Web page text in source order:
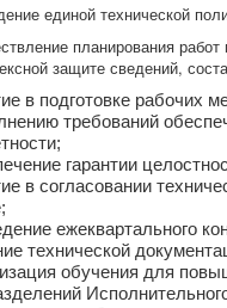
единой технической
планирования
защите сведений,
в подготовке рабочих
требований
гарантии
в согласовании
ежеквартального
технической
обучения для